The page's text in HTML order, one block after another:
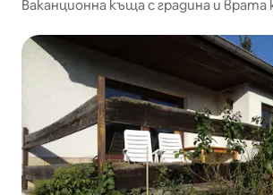
Ваканционна къща с градина и врата